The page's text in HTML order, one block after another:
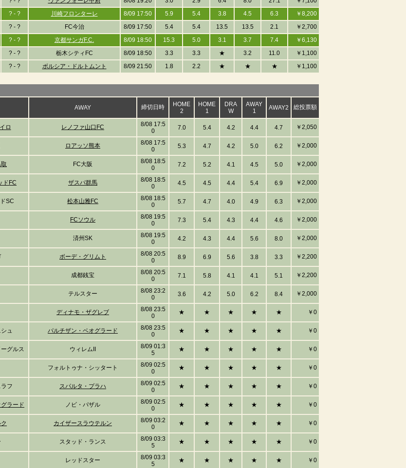
? - ? 川崎フロンターレ 8/09 17:50 5.9 5.4 3.8 4.5 6.3
￥8,200
? - ? FC今治 8/09 17:50 5.4 5.4 13.5 13.5 2.1
￥2,700
? - ? 京都サンガF.C. 8/09 18:50 15.3 5.0 3.1 3.7 7.4
￥6,130
? - ? 栃木シティFC 8/09 18:50 3.3 3.3 ★ 3.2 11.0
￥1,100
? - ? ボルシア・ドルトムント 8/09 21:50 1.8 2.2 ★ ★ ★ ￥1,100
AWAY 締切日時
HOME
2
HOME
1
DRA
W
AWAY
1
AWAY2 総投票額
ロ レノファ山口FC
8/08 17:5
0
7.0 5.4 4.2 4.4 4.7 ￥2,050
ロアッソ熊本
8/08 17:5
0
5.3 4.7 4.2 5.0 6.2 ￥2,000
FC大阪
8/08 18:5
0
7.2 5.2 4.1 4.5 5.0 ￥2,000
ドFC ザスパ群馬
8/08 18:5
0
4.5 4.5 4.4 5.4 6.9 ￥2,000
SC 松本山雅FC
8/08 18:5
0
5.7 4.7 4.0 4.9 6.3 ￥2,000
FCソウル
8/08 19:5
0
7.3 5.4 4.3 4.4 4.6 ￥2,000
済州SK
8/08 19:5
0
4.2 4.3 4.4 5.6 8.0 ￥2,000
ボーデ・グリムト
8/08 20:5
0
8.9 6.9 5.6 3.8 3.3 ￥2,200
成都銭宝
8/08 20:5
0
7.1 5.8 4.1 4.1 5.1 ￥2,200
テルスター
8/08 23:2
0
3.6 4.2 5.0 6.2 8.4 ￥2,000
ディナモ・ザグレブ
8/08 23:5
0
★ ★ ★ ★ ★ ￥0
ュ パルチザン・ベオグラード
8/08 23:5
0
★ ★ ★ ★ ★ ￥0
グルス ウィレムII
8/09 01:3
5
★ ★ ★ ★ ★ ￥0
フォルトゥナ・シッタート
8/09 02:5
0
★ ★ ★ ★ ★ ￥0
フ スパルタ・プラハ
8/09 02:5
0
★ ★ ★ ★ ★ ￥0
ラード ノビ・パザル
8/09 02:5
0
★ ★ ★ ★ ★ ￥0
カイザースラウテルン
8/09 03:2
0
★ ★ ★ ★ ★ ￥0
スタッド・ランス
8/09 03:3
5
★ ★ ★ ★ ★ ￥0
レッドスター
8/09 03:3
5
★ ★ ★ ★ ★ ￥0